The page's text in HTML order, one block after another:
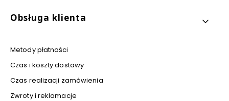
Obsługa klienta
Metody płatności
Czas i koszty dostawy
Czas realizacji zamówienia
Zwroty i reklamacje